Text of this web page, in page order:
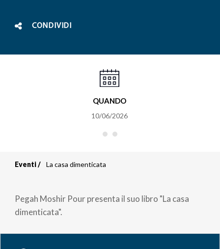
CONDIVIDI
QUANDO
10/06/2026
di
pane
Eventi La casa dimenticata
Pegah Moshir Pour presenta il suo libro "La casa
dimenticata".